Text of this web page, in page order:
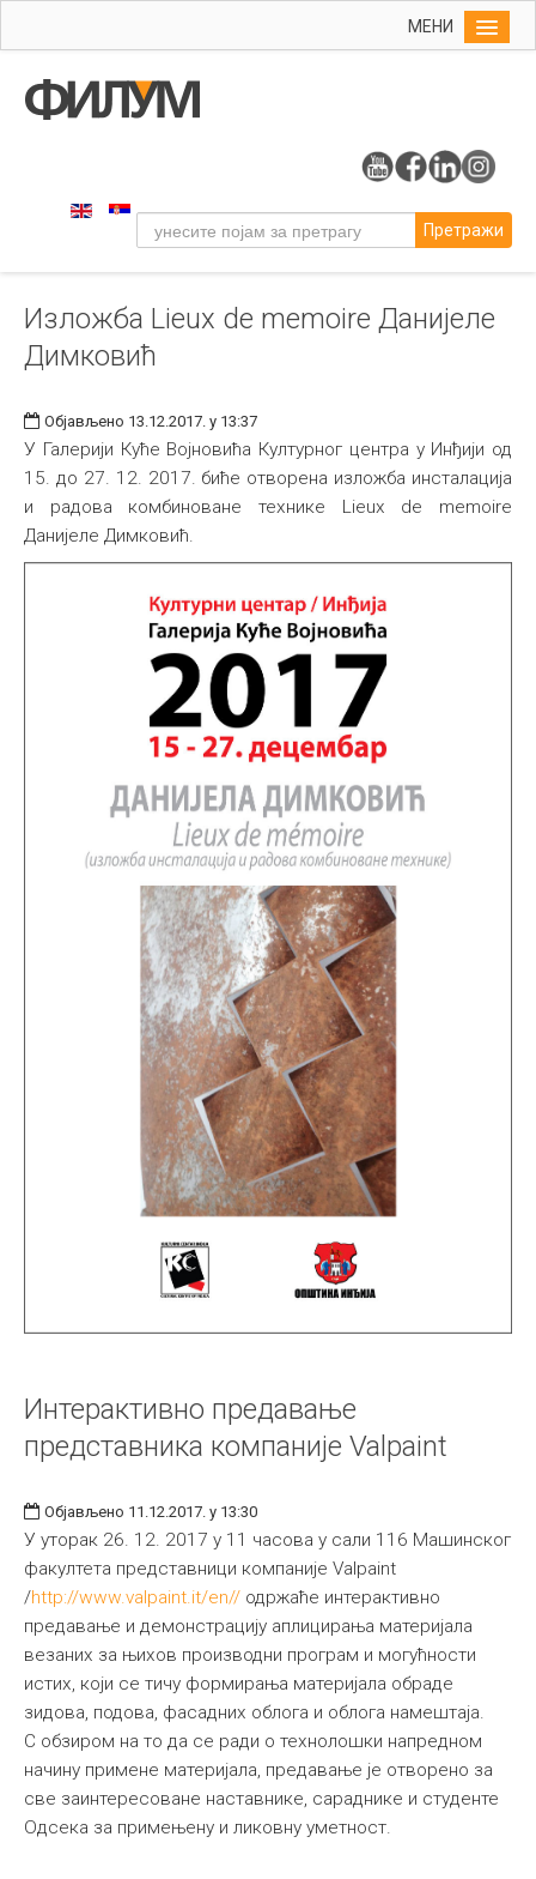
МЕНИ
Упис
Уметност
Издаваштво
Библиотека
Међународна
Претражи
Изложба Lieux de memoire Данијеле
Димковић
Објављено 13.12.2017. у 13:37
У Галерији Куће Војновића Културног центра у Инђији од
15. до 27. 12. 2017. биће отворена изложба инсталација
и радова комбиноване технике Lieux de memoire
Данијеле Димковић.
Интерактивно предавање
представника компаније Valpaint
Објављено 11.12.2017. у 13:30
У уторак 26. 12. 2017 у 11 часова у сали 116 Машинског
факултета представници компаније Valpaint
/http://www.valpaint.it/en// одржаће интерактивно
предавање и демонстрацију аплицирања материјала
везаних за њихов производни програм и могућности
истих, који се тичу формирања материјала обраде
зидова, подова, фасадних облога и облога намештаја.
С обзиром на то да се ради о технолошки напредном
начину примене материјала, предавање је отворено за
све заинтересоване наставнике, сараднике и студенте
Одсека за примењену и ликовну уметност.